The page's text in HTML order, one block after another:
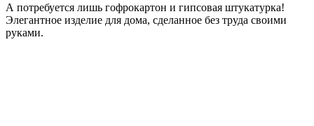
А потребуется лишь гофрокартон и гипсовая штукатурка!
Элегантное изделие для дома, сделанное без труда своими
руками.